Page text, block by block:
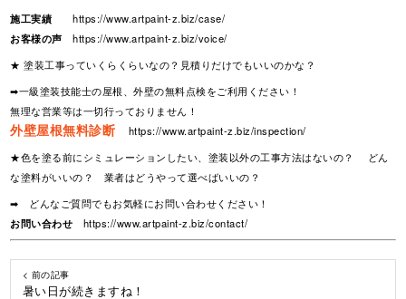
施工実績
https://www.artpaint-z.biz/case/
お客様の声
https://www.artpaint-z.biz/voice/
★ 塗装工事っていくらくらいなの？見積りだけでもいいのかな？
➡一級塗装技能士の屋根、外壁の無料点検をご利用ください！
無理な営業等は一切行っておりません！
外壁屋根無料診断
https://www.artpaint-z.biz/inspection/
★色を塗る前にシミュレーションしたい、塗装以外の工事方法はないの？ どん
な塗料がいいの？ 業者はどうやって選べばいいの？
➡ どんなご質問でもお気軽にお問い合わせください！
お問い合わせ
https://www.artpaint-z.biz/contact/
< 前の記事
暑い日が続きますね！